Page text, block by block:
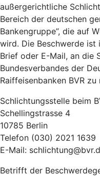
außergerichtliche
Bereich der deutschen
Bankengruppe”, die auf
wird. Die Beschwerde
Brief oder E-Mail, an die
Bundesverbandes der
Raiffeisenbanken BVR zu
Schlichtungsstelle beim
Schellingstrasse 4
10785 Berlin
Telefon (030) 2021 1639
E-Mail:
Betrifft der